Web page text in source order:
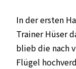
In der ersten
Trainer Hüser
blieb die nach
Flügel